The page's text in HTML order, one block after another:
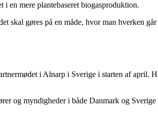
en mere plantebaseret biogasproduktion.
skal gøres på en måde, hvor man hverken
i Alnarp i Sverige i starten af april.
og myndigheder i både Danmark og